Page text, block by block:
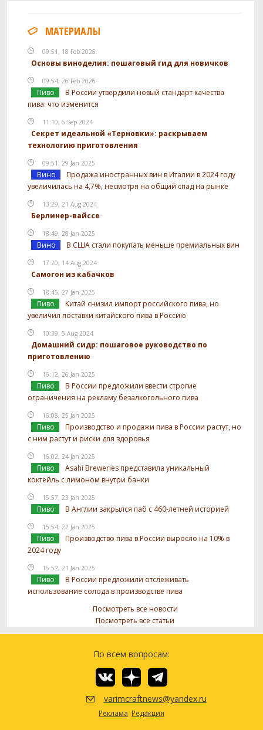
МАТЕРИАЛЫ
09:51, 18 Feb 2025
Основы виноделия: пошаговый гид для новичков
09:54, 26 Feb 2026
Пиво
В России утвердили новый стандарт качества
пива: что изменится
11:10, 6 Sep 2024
Секрет идеальной «Терновки»: раскрываем
технологию приготовления
09:51, 29 Jan 2025
Вино
Продажа иностранных вин в Италии в 2024 году
увеличилась на 4,7%, несмотря на общий спад на рынке
13:29, 21 Aug 2024
Берлинер-вайссе
18:49, 28 Jan 2025
Вино В США стали покупать меньше премиальных вин
17:20, 14 Aug 2024
Самогон из кабачков
18:45, 27 Jan 2025
Пиво
Китай снизил импорт российского пива, но
увеличил поставки китайского пива в Россию
10:39, 5 Aug 2024
Домашний сидр: пошаговое руководство по
приготовлению
16:12, 26 Jan 2025
Пиво
В России предложили ввести строгие
ограничения на рекламу безалкогольного пива
16:08, 25 Jan 2025
Пиво
Производство и продажи пива в России растут, но
с ним растут и риски для здоровья
16:02, 24 Jan 2025
Пиво
Asahi Breweries представила уникальный
коктейль с лимоном внутри банки
15:57, 23 Jan 2025
Пиво В Англии закрылся паб с 460-летней историей
15:54, 22 Jan 2025
Пиво
Производство пива в России выросло на 10% в
2024 году
15:52, 21 Jan 2025
Пиво
В России предложили отслеживать
использование солода в производстве пива
Посмотреть все новости
Посмотреть все статьи
По всем вопросам:
varimcraftnews@yandex.ru
Реклама Редакция